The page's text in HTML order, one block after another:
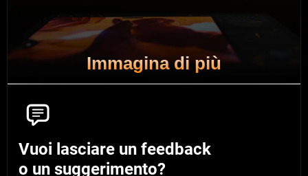
Vuoi lasciare un feedback
o un suggerimento?
Immagina di più